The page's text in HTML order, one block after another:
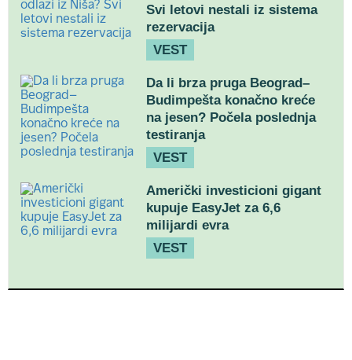
Svi letovi nestali iz sistema
rezervacija
VEST
Da li brza pruga Beograd–
Budimpešta konačno kreće
na jesen? Počela poslednja
testiranja
VEST
Američki investicioni gigant
kupuje EasyJet za 6,6
milijardi evra
VEST